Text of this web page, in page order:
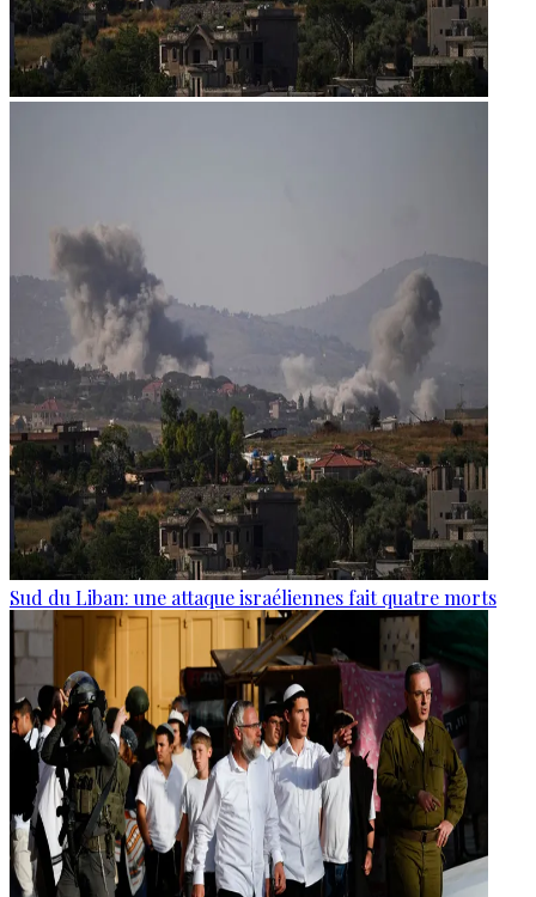
Sud du Liban: une attaque israéliennes fait quatre morts